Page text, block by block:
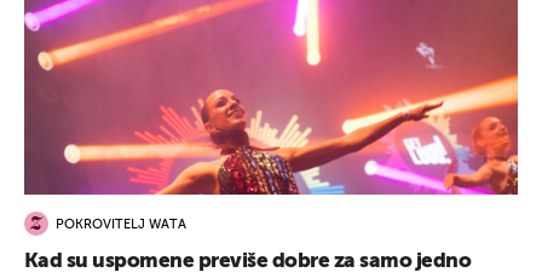
POKROVITELJ WATA
Kad su uspomene previše dobre za samo jedno